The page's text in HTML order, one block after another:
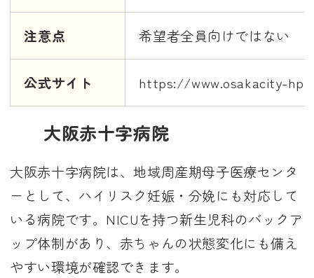
注意点 希望者全員向けではない
公式サイト https://www.osakacity-
大阪赤十字病院
大阪赤十字病院は、地域周産期母子医療センタ
ーとして、ハイリスク妊娠・分娩にも対応して
いる病院です。NICUを持つ新生児科のバックア
ップ体制があり、赤ちゃんの状態変化にも備え
やすい環境が確認できます。